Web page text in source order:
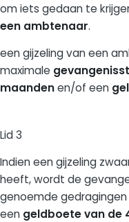
om iets gedaan te
een ambtenaar.
een gijzeling van een
maximale
maandenen/of een
Lid 3
Indien een gijzeling
heeft, wordt de
genoemde
een geldboete van de